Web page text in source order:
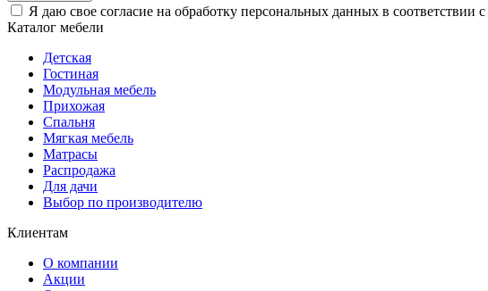
Я даю свое согласие на обработку персональных данных в соответствии с
Каталог мебели
Детская
Гостиная
Модульная мебель
Прихожая
Спальня
Мягкая мебель
Матрасы
Распродажа
Для дачи
Выбор по производителю
Клиентам
О компании
Акции